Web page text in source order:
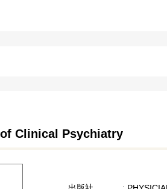
Clinical Psychiatry